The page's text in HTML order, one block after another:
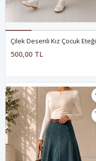
Çilek Desenli Kız Çocuk Eteği
500,00 TL